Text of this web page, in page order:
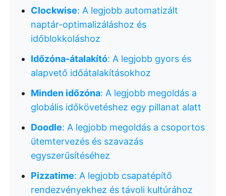
Clockwise: A legjobb automatizált
naptár-optimalizáláshoz és
időblokkoláshoz
Időzóna-átalakító: A legjobb gyors és
alapvető időátalakításokhoz
Minden időzóna: A legjobb megoldás a
globális időkövetéshez egy pillanat alatt
Doodle: A legjobb megoldás a csoportos
ütemtervezés és szavazás
egyszerűsítéséhez
Pizzatime: A legjobb csapatépítő
rendezvényekhez és távoli kultúrához